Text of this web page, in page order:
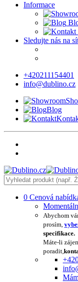
Informace
Sledujte nás na
+420211154401
info@dublino.cz
Blog
0 Cenová
Abychom
prosím,
specifikace.
Máte-li
poradit,